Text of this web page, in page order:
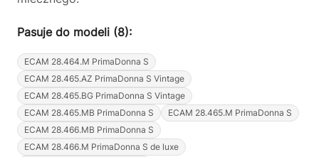
Pasuje do modeli (8):
ECAM 28.464.M PrimaDonna S
ECAM 28.465.AZ PrimaDonna S Vintage
ECAM 28.465.BG PrimaDonna S Vintage
ECAM 28.465.MB PrimaDonna S
ECAM 28.465.M PrimaDonna S
ECAM 28.466.MB PrimaDonna S
ECAM 28.466.M PrimaDonna S de luxe